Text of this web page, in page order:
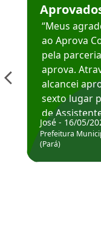
“Meus
ao Aprova
pela
aprova.
alcancei
sexto lugar
de
Hoje estou
Prefeitura
José - 16/05/
Prefeitura
(Pará)